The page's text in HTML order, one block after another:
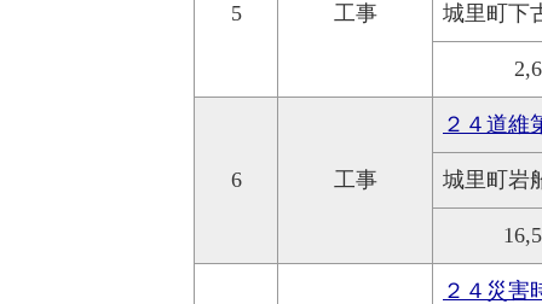
5 工事 城里町下
6 工事
２４道
城里町岩
２４災害